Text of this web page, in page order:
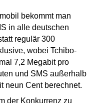
bekommt man
in alle deutschen
regulär 300
wobei Tchibo-
7,2 Megabit pro
und SMS außerhalb
neun Cent berechnet.
der Konkurrenz zu